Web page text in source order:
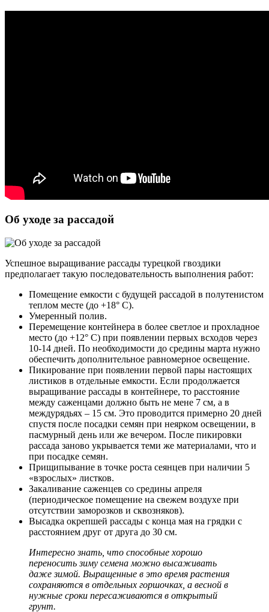
Об уходе за рассадой
Успешное выращивание рассады турецкой гвоздики
предполагает такую последовательность выполнения работ:
Помещение емкости с будущей рассадой в полутенистом
теплом месте (до +18° С).
Умеренный полив.
Перемещение контейнера в более светлое и прохладное
место (до +12° С) при появлении первых всходов через
10-14 дней. По необходимости до средины марта нужно
обеспечить дополнительное равномерное освещение.
Пикирование при появлении первой пары настоящих
листиков в отдельные емкости. Если продолжается
выращивание рассады в контейнере, то расстояние
между саженцами должно быть не мене 7 см, а в
междурядьях – 15 см. Это проводится примерно 20 дней
спустя после посадки семян при неярком освещении, в
пасмурный день или же вечером. После пикировки
рассада заново укрывается теми же материалами, что и
при посадке семян.
Прищипывание в точке роста сеянцев при наличии 5
«взрослых» листков.
Закаливание саженцев со средины апреля
(периодическое помещение на свежем воздухе при
отсутствии заморозков и сквозняков).
Высадка окрепшей рассады с конца мая на грядки с
расстоянием друг от друга до 30 см.
Интересно знать, что способные хорошо
переносить зиму семена можно высаживать
даже зимой. Выращенные в это время растения
сохраняются в отдельных горшочках, а весной в
нужные сроки пересаживаются в открытый
грунт.